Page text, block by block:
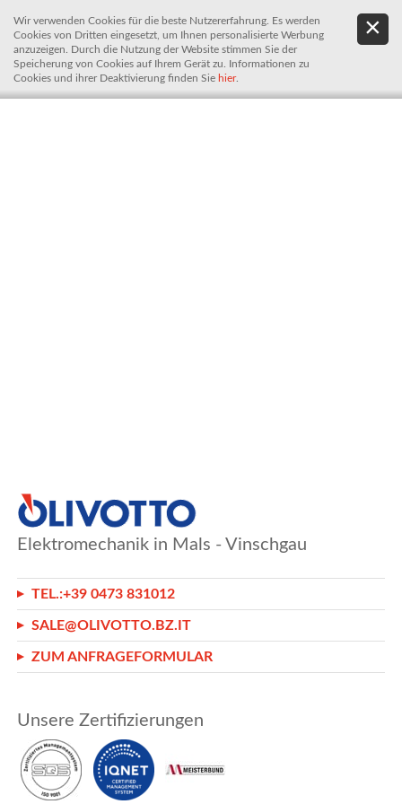
Wir verwenden Cookies für die beste Nutzererfahrung. Es werden
Cookies von Dritten eingesetzt, um Ihnen personalisierte Werbung
anzuzeigen. Durch die Nutzung der Website stimmen Sie der
Speicherung von Cookies auf Ihrem Gerät zu. Informationen zu
Cookies und ihrer Deaktivierung finden Sie hier.
De.It
Elektromechanik in Mals - Vinschgau
TEL.:+39 0473 831012
SALE@OLIVOTTO.BZ.IT
ZUM ANFRAGEFORMULAR
Unsere Zertifizierungen